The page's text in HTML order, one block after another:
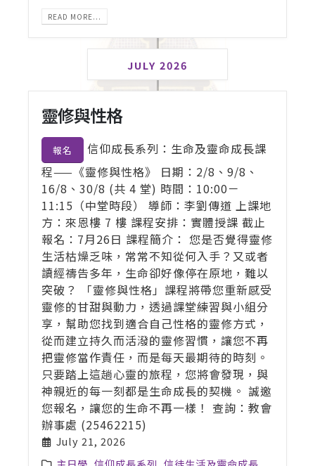
READ MORE...
JULY 2026
靈修與性格
報名
信仰成長系列：生命及靈命成長課
程——《靈修與性格》 日期：2/8、9/8、
16/8、30/8 (共 4 堂) 時間：10:00－
11:15（中堂時段） 導師：李劉傳道 上課地
方：來恩樓 7 樓 課程安排：實體授課 截止
報名：7月26日 課程簡介： 您是否覺得靈修
生活枯燥乏味，常常不知從何入手？又或者
讀經禱告多年，生命卻好像停在原地，難以
突破？ 「靈修與性格」課程將帶您重新感受
靈修的甘甜與動力，透過課堂練習與小組分
享，幫助您找到適合自己性格的靈修方式，
從而建立持久而活潑的靈修習慣，讓您不再
把靈修當作責任，而是每天最期待的時刻。
只要踏上這趟心靈的旅程，您將會發現，與
神親近的每一刻都是生命成長的契機。 誠邀
您報名，讓您的生命不再一樣！ 查詢：教會
辦事處 (25462215)
July 21, 2026